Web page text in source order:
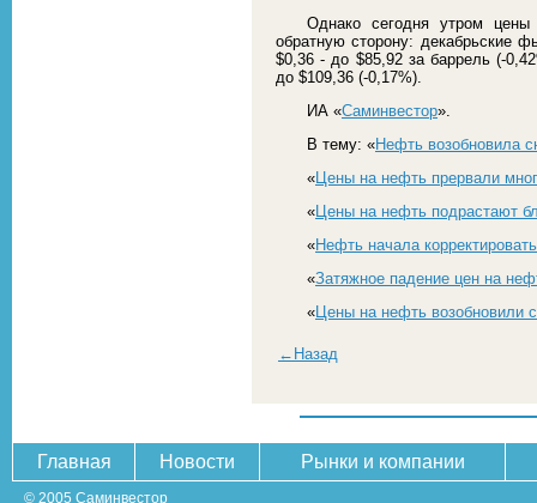
Однако сегодня утром цены
обратную сторону: декабрьские
$0,36 - до $85,92 за баррель (-
до $109,36 (-0,17%).
ИА «Саминвестор».
В тему: «Нефть возобновила
«Цены на нефть прервали
«Цены на нефть подрастают
«Нефть начала
«Затяжное падение цен на
«Цены на нефть возобновили
←Назад
Главная Новости Рынки и компании
© 2005 Саминвестор